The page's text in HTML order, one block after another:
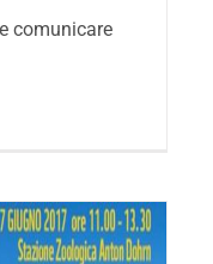
comunicare